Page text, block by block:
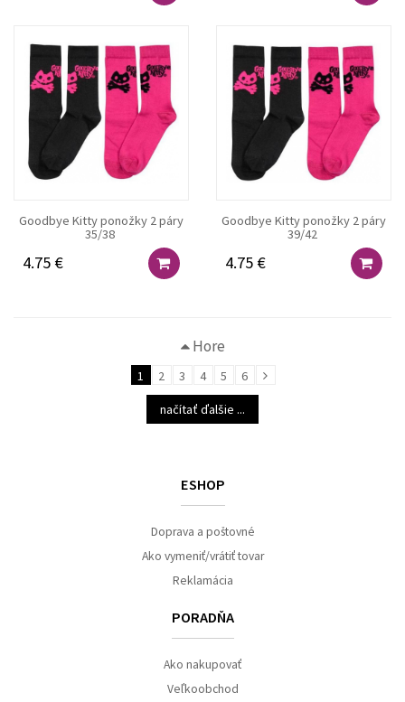
Goodbye Kitty ponožky 2 páry
35/38
4.75 €
Goodbye Kitty ponožky 2 páry
39/42
4.75 €
Hore
1 2 3 4 5 6
načítať ďalšie ...
ESHOP
Doprava a poštovné
Ako vymeniť/vrátiť tovar
Reklamácia
PORADŇA
Ako nakupovať
Veľkoobchod